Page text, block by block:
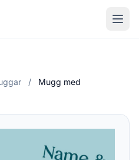
/
Mugg med